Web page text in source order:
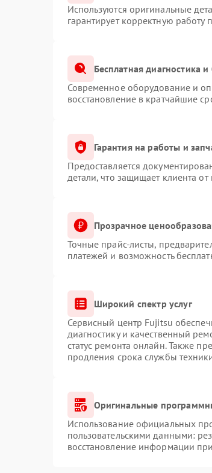
Используются оригинальные
гарантирует корректную работу
Бесплатная диагностика
Современное оборудование и
восстановление в кратчайшие
Гарантия на работы и
Предоставляется
детали, что защищает клиента
Прозрачное
Точные прайс-листы,
платежей и возможность
Широкий спектр услуг
Сервисный центр Fujitsu
диагностику и качественный
статус ремонта онлайн. Также
продления срока службы
Оригинальные
Использование официальных
пользовательскими данными:
восстановление информации